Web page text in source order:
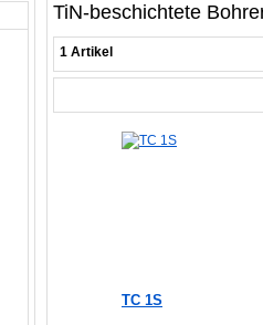
TiN-beschichtete
1 Artikel
TC 1S